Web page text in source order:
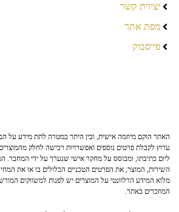
יצירת קשר
מפת אתר
פייסבוק
האתר הוקם מיוזמה אישית, ובין היתר במטרה לתת מידע על
ערוץ לקבלת פרטים נוספים ואפשרויות רכישה לחלק מהמוצרים
ליום כתיבתו, ומבוסס על מחקר אישי שנערך על ידי המחבר.
השירות, המוצר, את הפרטים הטכניים הכלולים בו או את
מלוא המידע הרלוונטי על המוצרים יש לפנות למשווקים
המוזכרים באתר.